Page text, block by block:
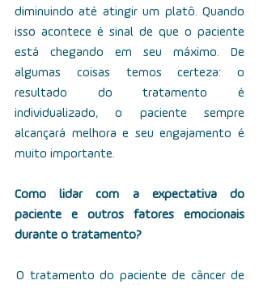
diminuindo até atingir um platô. Quando
isso acontece é sinal de que o paciente
está chegando em seu máximo. De
algumas coisas temos certeza: o
resultado do tratamento é
individualizado, o paciente sempre
alcançará melhora e seu engajamento é
muito importante.
Como lidar com a expectativa do
paciente e outros fatores emocionais
durante o tratamento?
O tratamento do paciente de câncer de